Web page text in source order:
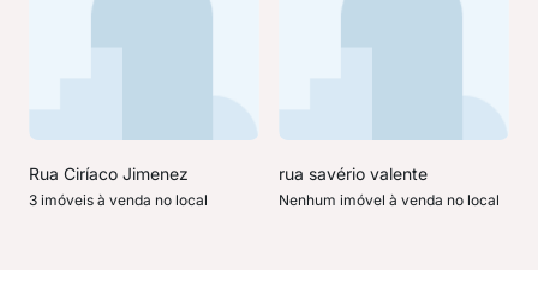
Rua Ciríaco Jimenez
3 imóveis à venda no local
rua savério valente
Nenhum imóvel à venda no local